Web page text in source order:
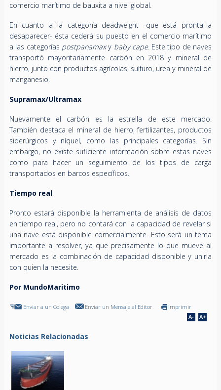
comercio marítimo de bauxita a nivel global.
En cuanto a la categoría deadweight -que está pronta a
desaparecer- ésta cederá su puesto en el comercio marítimo
a las categorías postpanamaxy baby cape. Este tipo de naves
transportó mayoritariamente carbón en 2018 y mineral de
hierro, junto con productos agrícolas, sulfuro, urea y mineral de
manganesio.
Supramax/Ultramax
Nuevamente el carbón es la estrella de este mercado.
También destaca el mineral de hierro, fertilizantes, productos
siderúrgicos y níquel, como las principales categorías. Sin
embargo, no existe suficiente información sobre estas naves
como para hacer un seguimiento de los tipos de carga
transportados en barcos específicos.
Tiempo real
Pronto estará disponible la herramienta de análisis de datos
en tiempo real, pero no contará con la capacidad de revelar si
una nave está disponible comercialmente. Esto será un tema
importante a resolver, ya que precisamente lo que mueve al
mercado es la combinación de capacidad disponible y unirla
con quien la necesite.
Por MundoMaritimo
Enviar a un Colega Enviar un Mensaje al Editor Imprimir
Noticias Relacionadas